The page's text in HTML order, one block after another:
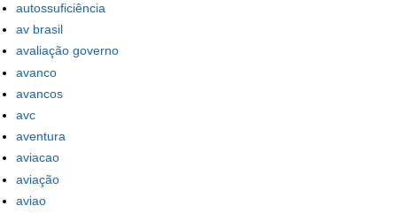
autossuficiência
av brasil
avaliação governo
avanco
avancos
avc
aventura
aviacao
aviação
aviao